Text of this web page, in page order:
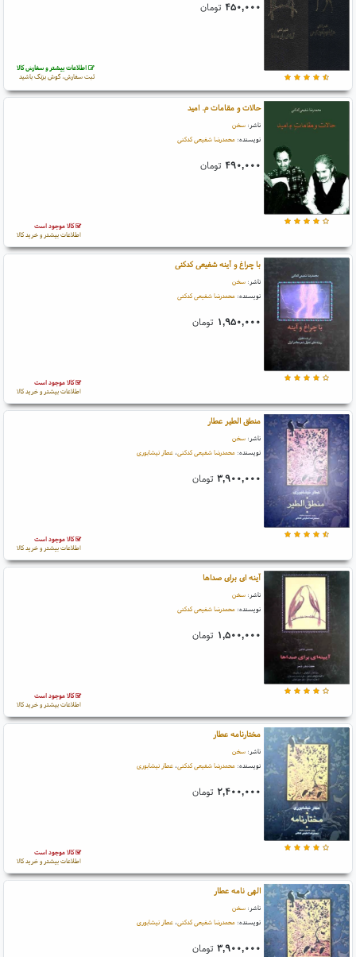
۴۵۰,۰۰۰ تومان
اطلاعات بیشتر و سفارش کالا
ثبت سفارش، گوش بزنگ باشید
حالات و مقامات م. امید
ناشر: سخن
نویسنده: محمدرضا شفیعی کدکنی
۴۹۰,۰۰۰ تومان
کالا موجود است
اطلاعات بیشتر و خرید کالا
با چراغ و آینه شفیعی کدکنی
ناشر: سخن
نویسنده: محمدرضا شفیعی کدکنی
۱,۹۵۰,۰۰۰ تومان
کالا موجود است
اطلاعات بیشتر و خرید کالا
منطق الطیر عطار
ناشر: سخن
نویسنده: محمدرضا شفیعی کدکنی، عطار نیشابوری
۳,۹۰۰,۰۰۰ تومان
کالا موجود است
اطلاعات بیشتر و خرید کالا
آینه ای برای صداها
ناشر: سخن
نویسنده: محمدرضا شفیعی کدکنی
۱,۵۰۰,۰۰۰ تومان
کالا موجود است
اطلاعات بیشتر و خرید کالا
مختارنامه عطار
ناشر: سخن
نویسنده: محمدرضا شفیعی کدکنی، عطار نیشابوری
۲,۴۰۰,۰۰۰ تومان
کالا موجود است
اطلاعات بیشتر و خرید کالا
الهی نامه عطار
ناشر: سخن
نویسنده: محمدرضا شفیعی کدکنی، عطار نیشابوری
۳,۹۰۰,۰۰۰ تومان